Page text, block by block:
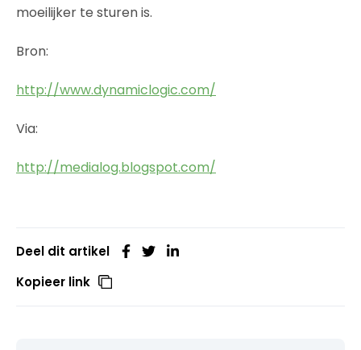
moeilijker te sturen is.
Bron:
http://www.dynamiclogic.com/
Via:
http://medialog.blogspot.com/
Deel dit artikel
Kopieer link